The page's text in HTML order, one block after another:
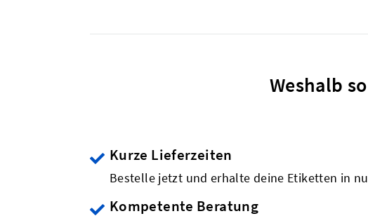
Weshalb
Kurze Lieferzeiten
Bestelle jetzt und erhalte deine Etiketten in
Kompetente Beratung